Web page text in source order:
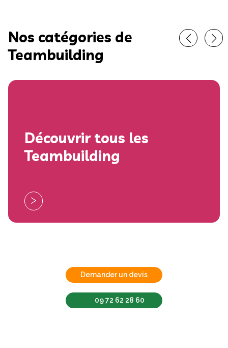
Nos catégories de
Teambuilding
Découvrir tous les
Teambuilding
>
Demander un devis
09 72 62 28 60